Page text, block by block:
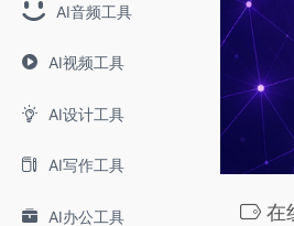
AI音频工具
AI视频工具
AI设计工具
AI写作工具
AI办公工具 在